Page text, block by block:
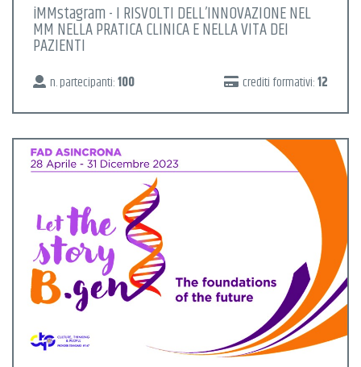
iMMstagram - I RISVOLTI DELL’INNOVAZIONE NEL
MM NELLA PRATICA CLINICA E NELLA VITA DEI
PAZIENTI
n. partecipanti:100 crediti formativi:12